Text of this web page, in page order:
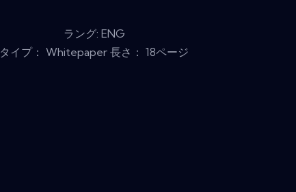
ラング: ENG
タイプ： Whitepaper 長さ： 18ページ